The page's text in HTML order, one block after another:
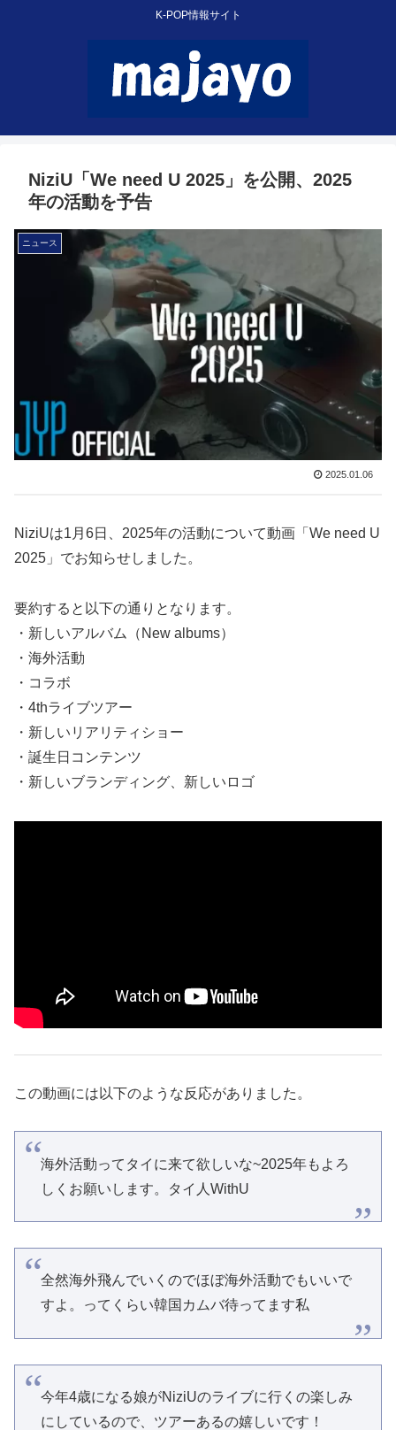
K-POP情報サイト
NiziU「We need U 2025」を公開、2025
年の活動を予告
ニュース
2025.01.06
NiziUは1月6日、2025年の活動について動画「We need U
2025」でお知らせしました。
要約すると以下の通りとなります。
・新しいアルバム（New albums）
・海外活動
・コラボ
・4thライブツアー
・新しいリアリティショー
・誕生日コンテンツ
・新しいブランディング、新しいロゴ
この動画には以下のような反応がありました。
海外活動ってタイに来て欲しいな~2025年もよろ
しくお願いします。タイ人WithU
全然海外飛んでいくのでほぼ海外活動でもいいで
すよ。ってくらい韓国カムバ待ってます私
今年4歳になる娘がNiziUのライブに行くの楽しみ
にしているので、ツアーあるの嬉しいです！